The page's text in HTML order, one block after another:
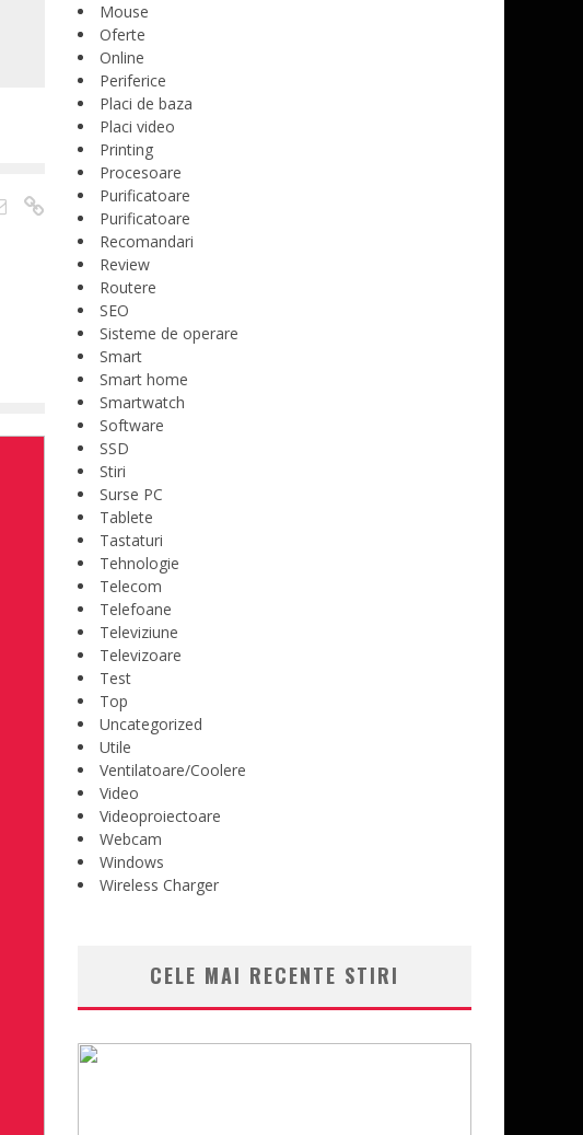
Mouse
Oferte
Online
Periferice
Placi de baza
Placi video
Printing
Procesoare
Purificatoare
Purificatoare
Recomandari
Review
Routere
SEO
Sisteme de operare
Smart
Smart home
Smartwatch
Software
SSD
Stiri
Surse PC
Tablete
Tastaturi
Tehnologie
Telecom
Telefoane
Televiziune
Televizoare
Test
Top
Uncategorized
Utile
Ventilatoare/Coolere
Video
Videoproiectoare
Webcam
Windows
Wireless Charger
CELE MAI RECENTE STIRI